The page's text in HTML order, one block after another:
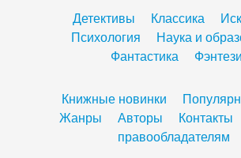
Детективы
Классика
Психология
Наука и
Фантастика
Фэнтези
Книжные новинки
Жанры
Авторы Контакты
правообладателям